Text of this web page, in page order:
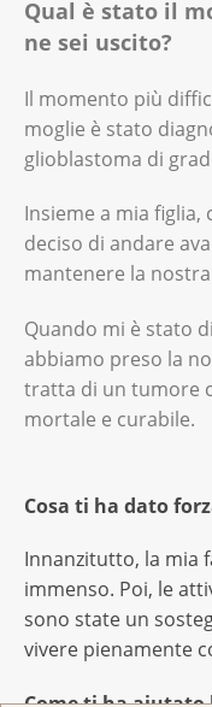
Qual è stato il
ne sei uscito?
Il momento più
moglie è stato
glioblastoma di
Insieme a mia figlia,
deciso di andare
mantenere la
Quando mi è stato
abbiamo preso la
tratta di un tumore
mortale e curabile.
Cosa ti ha dato
Innanzitutto, la mia
immenso. Poi, le
sono state un
vivere pienamente